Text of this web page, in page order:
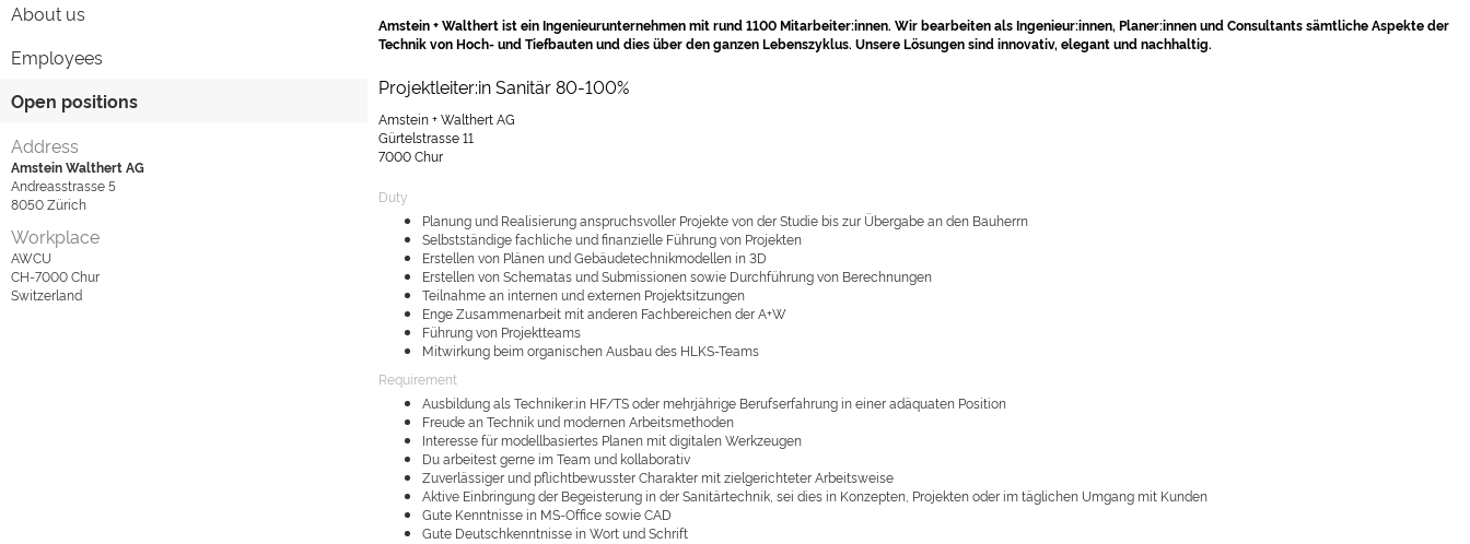
About us
Employees
Open positions
Address
Amstein Walthert AG
Andreasstrasse 5
8050Zürich
Workplace
AWCU
CH-7000Chur
Switzerland
Amstein + Walthert ist ein Ingenieurunternehmen mit rund 1100 Mitarbeiter:innen. Wir bearbeiten als Ingenieur:innen, Planer:innen und Consultants sämtliche Aspekte der
Technik von Hoch- und Tiefbauten und dies über den ganzen Lebenszyklus. Unsere Lösungen sind innovativ, elegant und nachhaltig.
Projektleiter:in Sanitär 80-100%
Amstein + Walthert AG
Gürtelstrasse 11
7000 Chur
Duty
Planung und Realisierung anspruchsvoller Projekte von der Studie bis zur Übergabe an den Bauherrn
Selbstständige fachliche und finanzielle Führung von Projekten
Erstellen von Plänen und Gebäudetechnikmodellen in 3D
Erstellen vonSchematasund Submissionen sowie Durchführung von Berechnungen
Teilnahme an internen und externen Projektsitzungen
Enge Zusammenarbeit mit anderen Fachbereichen der A+W
Führung von Projektteams
Mitwirkung beim organischen Ausbau des HLKS-Teams
Requirement
Ausbildung als Techniker:in HF/TS oder mehrjährige Berufserfahrung in einer adäquaten Position
Freude an Technik und modernen Arbeitsmethoden
Interesse für modellbasiertes Planen mit digitalen Werkzeugen
Du arbeitest gerne im Team und kollaborativ
Zuverlässiger und pflichtbewusster Charakter mit zielgerichteter Arbeitsweise
Aktive Einbringung der Begeisterung in derSanitärtechnik, sei dies in Konzepten, Projekten oder im täglichen Umgang mit Kunden
Gute Kenntnisse in MS-Office sowie CAD
Gute Deutschkenntnisse in Wort und Schrift